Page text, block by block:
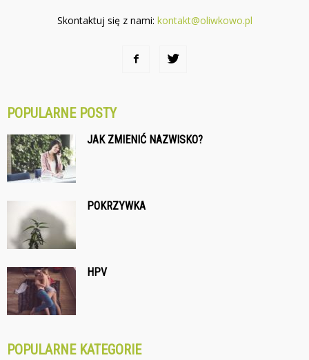
Skontaktuj się z nami: kontakt@oliwkowo.pl
POPULARNE POSTY
JAK ZMIENIĆ NAZWISKO?
POKRZYWKA
HPV
POPULARNE KATEGORIE